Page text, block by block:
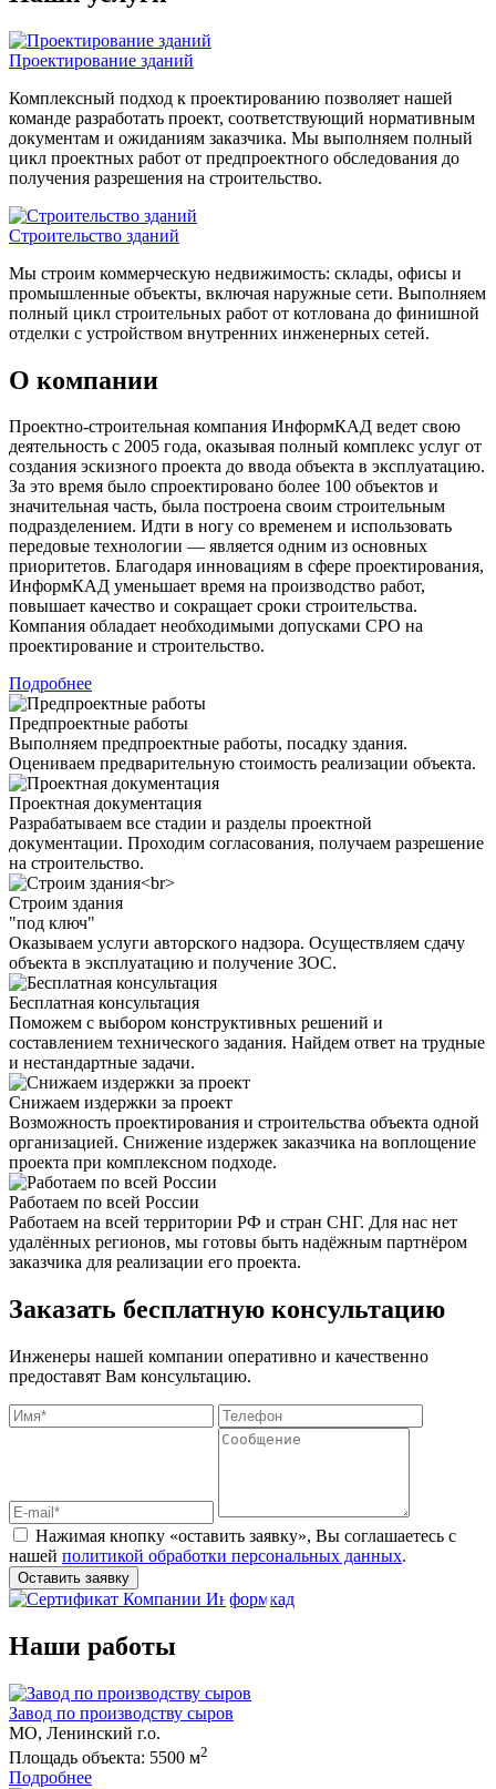
Проектирование зданий
Комплексный подход к проектированию позволяет нашей
команде разработать проект, соответствующий нормативным
документам и ожиданиям заказчика. Мы выполняем полный
цикл проектных работ от предпроектного обследования до
получения разрешения на строительство.
Строительство зданий
Мы строим коммерческую недвижимость: склады, офисы и
промышленные объекты, включая наружные сети. Выполняем
полный цикл строительных работ от котлована до финишной
отделки с устройством внутренних инженерных сетей.
О компании
Проектно-строительная компания ИнформКАД ведет свою
деятельность с 2005 года, оказывая полный комплекс услуг от
создания эскизного проекта до ввода объекта в эксплуатацию.
За это время было спроектировано более 100 объектов и
значительная часть, была построена своим строительным
подразделением. Идти в ногу со временем и использовать
передовые технологии — является одним из основных
приоритетов. Благодаря инновациям в сфере проектирования,
ИнформКАД уменьшает время на производство работ,
повышает качество и сокращает сроки строительства.
Компания обладает необходимыми допусками СРО на
проектирование и строительство.
Подробнее
Предпроектные работы
Выполняем предпроектные работы, посадку здания.
Оцениваем предварительную стоимость реализации объекта.
Проектная документация
Разрабатываем все стадии и разделы проектной
документации. Проходим согласования, получаем разрешение
на строительство.
Строим здания
"под ключ"
Оказываем услуги авторского надзора. Осуществляем сдачу
объекта в эксплуатацию и получение ЗОС.
Бесплатная консультация
Поможем с выбором конструктивных решений и
составлением технического задания. Найдем ответ на трудные
и нестандартные задачи.
Снижаем издержки за проект
Возможность проектирования и строительства объекта одной
организацией. Снижение издержек заказчика на воплощение
проекта при комплексном подходе.
Работаем по всей России
Работаем на всей территории РФ и стран СНГ. Для нас нет
удалённых регионов, мы готовы быть надёжным партнёром
заказчика для реализации его проекта.
Заказать бесплатную консультацию
Инженеры нашей компании оперативно и качественно
предоставят Вам консультацию.
Нажимая кнопку «оставить заявку», Вы соглашаетесь с
нашей политикой обработки персональных данных.
Оставить заявку
Наши работы
Завод по производству сыров
МО, Ленинский г.о.
Площадь объекта: 5500 м2
Подробнее